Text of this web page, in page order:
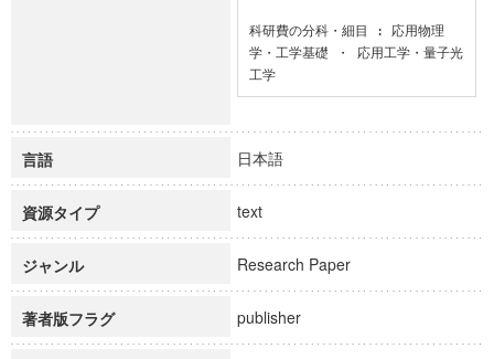
科研費の分科・細目 : 応用物理
学・工学基礎 ・ 応用工学・量子光
工学
言語 日本語
資源タイプ text
ジャンル Research Paper
著者版フラグ publisher